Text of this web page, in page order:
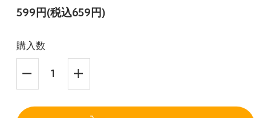
599円(税込659円)
購入数